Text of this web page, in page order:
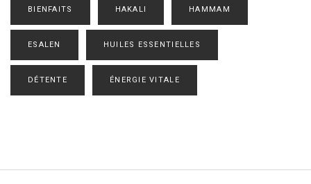
BIENFAITS HAKALI HAMMAM
ESALEN HUILES ESSENTIELLES
DÉTENTE ÉNERGIE VITALE